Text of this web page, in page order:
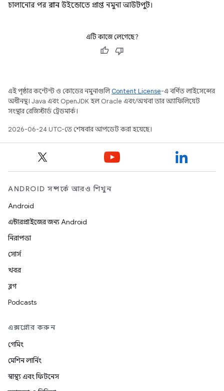
চালানোর পর রান উইন্ডোতে প্রাপ্ত নমুনা আউটপুট।
এটি কাজে লেগেছে?
এই পৃষ্ঠার কন্টেন্ট ও কোডের নমুনাগুলিContent License-এ বর্ণিত লাইসেন্সের
অধীনস্থ। Java এবং OpenJDK হল Oracle এবং/অথবা তার অ্যাফিলিয়েট
সংস্থার রেজিস্টার্ড ট্রেডমার্ক।
2026-06-24 UTC-তে শেষবার আপডেট করা হয়েছে।
ANDROID সম্পর্কে আরও শিখুন
Android
এন্টারপ্রাইজের জন্য Android
নিরাপত্তা
সোর্স
খবর
ব্লগ
Podcasts
এক্সপ্লোর করুন
গেমিং
মেশিন লার্নিং
স্বাস্থ্য এবং ফিটনেস